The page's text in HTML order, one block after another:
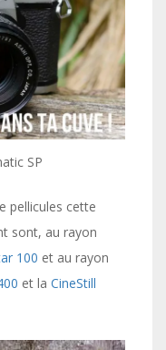
SP
pellicules cette
sont, au rayon
100 et au rayon
et la CineStill